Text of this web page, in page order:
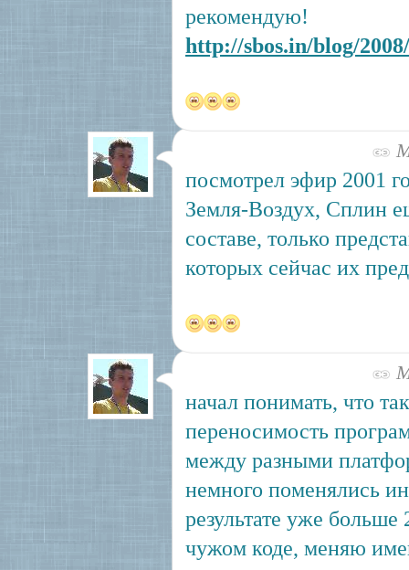
рекомендую!
http://sbos.in/blog/
посмотрел эфир 2001
Земля-Воздух, Сплин
составе, только
которых сейчас их
начал понимать, что
переносимость
между разными
немного поменялись
результате уже больше
чужом коде, меняю